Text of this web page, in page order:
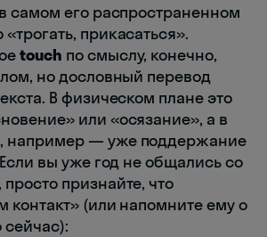
в самом его распространенном
прикасаться».
touch по смыслу, конечно,
но дословный перевод
В физическом плане это
или «осязание», а в
например — уже поддержание
вы уже год не общались со
признайте, что
контакт» (или напомните ему о